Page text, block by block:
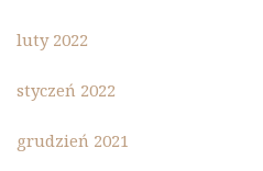
luty 2022
styczeń 2022
grudzień 2021